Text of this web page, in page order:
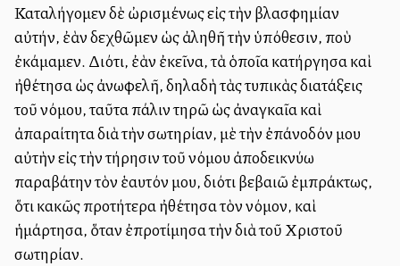
Καταλήγομεν δὲ ὠρισμένως εἰς τὴν βλασφημίαν
αὐτήν, ἐὰν δεχθῶμεν ὡς ἀληθῆ τὴν ὑπόθεσιν, ποὺ
ἐκάμαμεν. Διότι, ἐὰν ἐκεῖνα, τὰ ὁποῖα κατήργησα καὶ
ἠθέτησα ὡς ἀνωφελῆ, δηλαδὴ τὰς τυπικὰς διατάξεις
τοῦ νόμου, ταῦτα πάλιν τηρῶ ὡς ἀναγκαῖα καὶ
ἀπαραίτητα διὰ τὴν σωτηρίαν, μὲ τὴν ἐπάνοδόν μου
αὐτὴν εἰς τὴν τήρησιν τοῦ νόμου ἀποδεικνύω
παραβάτην τὸν ἑαυτόν μου, διότι βεβαιῶ ἐμπράκτως,
ὅτι κακῶς προτήτερα ἠθέτησα τὸν νόμον, καὶ
ἡμάρτησα, ὅταν ἐπροτίμησα τὴν διὰ τοῦ Χριστοῦ
σωτηρίαν.